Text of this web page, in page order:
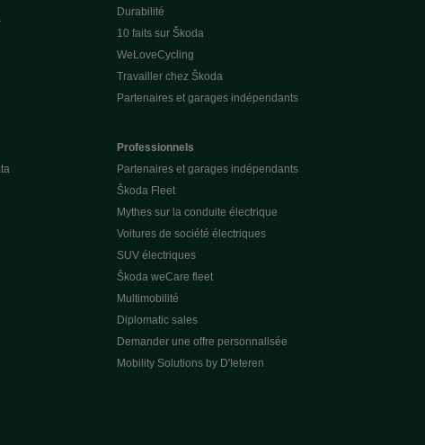
Durabilité
10 faits sur Škoda
WeLoveCycling
Travailler chez Škoda
Partenaires et garages indépendants
Professionnels
Partenaires et garages indépendants
Škoda Fleet
Mythes sur la conduite électrique
Voitures de société électriques
SUV électriques
Škoda weCare fleet
Multimobilité
Diplomatic sales
Demander une offre personnalisée
Mobility Solutions by D'Ieteren